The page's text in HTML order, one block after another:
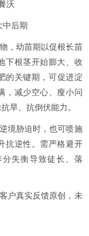
沃
中后期
，幼苗期以促根长苗
下根茎开始膨大、收
的关键期，可促进淀
，减少空心、瘦小问
旱、抗倒伏能力。
境胁迫时，也可喷施
抗逆性。需严格避开
失衡导致徒长、落
户真实反馈原创，未